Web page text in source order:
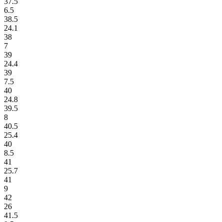
6.5
38.5
24.1
38
7
39
24.4
39
7.5
40
24.8
39.5
8
40.5
25.4
40
8.5
41
25.7
41
9
42
26
41.5